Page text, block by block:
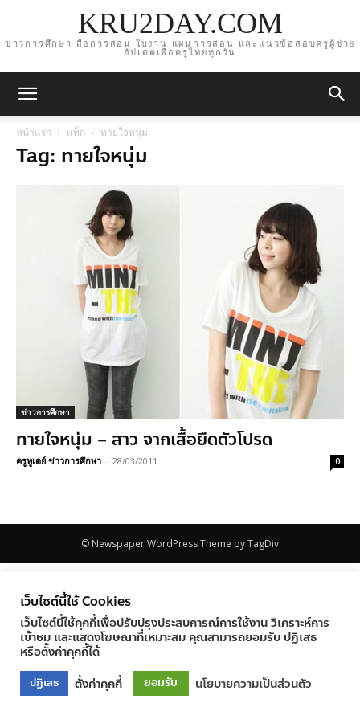
KRU2DAY.COM
ข่าวการศึกษา สื่อการสอน ใบงาน แผนการสอน และแนวข้อสอบครูผู้ช่วย
อัปเดตเพื่อครูไทยทุกวัน
หน้าแรก แท็ก ทายใจหนุ่ม
Tag: ทายใจหนุ่ม
ข่าวการศึกษา
ทายใจหนุ่ม – สาว จากเสื้อยืดตัวโปรด
ครูทูเดย์ ข่าวการศึกษา - 28/03/2011 0
© Newspaper WordPress Theme by TagDiv
เว็บไซต์นี้ใช้ Cookies
เว็บไซต์นี้ใช้คุกกี้เพื่อปรับปรุงประสบการณ์การใช้งาน วิเคราะห์การ
เข้าชม และแสดงโฆษณาที่เหมาะสม คุณสามารถยอมรับ ปฏิเสธ
หรือตั้งค่าคุกกี้ได้
ปฏิเสธ ตั้งค่าคุกกี้ ยอมรับ นโยบายความเป็นส่วนตัว